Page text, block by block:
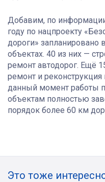
Добавим, по
году по нацпроекту
дороги» запланировано
объектах. 40 из них —
ремонт автодорог. Ещё
ремонт и
данный момент работы
объектам полностью
порядок более 60 км
Это тоже